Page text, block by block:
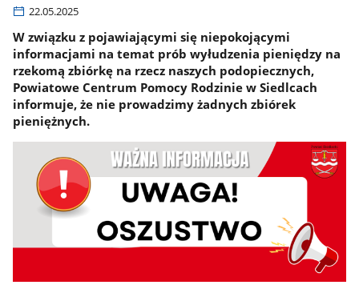
22.05.2025
W związku z pojawiającymi się niepokojącymi
informacjami na temat prób wyłudzenia pieniędzy na
rzekomą zbiórkę na rzecz naszych podopiecznych,
Powiatowe Centrum Pomocy Rodzinie w Siedlcach
informuje, że nie prowadzimy żadnych zbiórek
pieniężnych.